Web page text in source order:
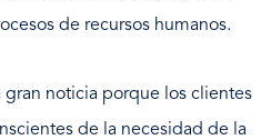
de recursos humanos.
gran noticia porque los clientes
de la necesidad de la